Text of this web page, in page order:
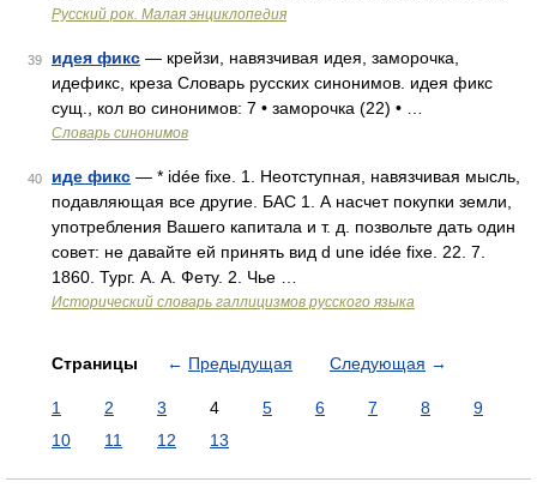
Русский рок. Малая энциклопедия
39 идея фикс — крейзи, навязчивая идея, заморочка,
идефикс, креза Словарь русских синонимов. идея фикс
сущ., кол во синонимов: 7 • заморочка (22) • …
Словарь синонимов
40 иде фикс — * idée fixe. 1. Неотступная, навязчивая мысль,
подавляющая все другие. БАС 1. А насчет покупки земли,
употребления Вашего капитала и т. д. позвольте дать один
совет: не давайте ей принять вид d une idée fixe. 22. 7.
1860. Тург. А. А. Фету. 2. Чье …
Исторический словарь галлицизмов русского языка
Страницы ← Предыдущая Следующая →
1 2 3 4 5 6 7 8
9
10
11 12 13